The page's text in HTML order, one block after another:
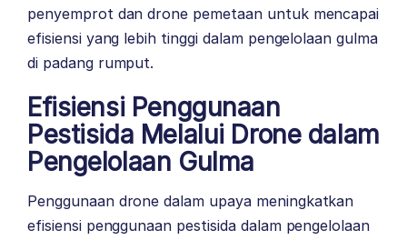
penyemprot dan drone pemetaan untuk mencapai
efisiensi yang lebih tinggi dalam pengelolaan gulma
di padang rumput.
Efisiensi Penggunaan
Pestisida Melalui Drone dalam
Pengelolaan Gulma
Penggunaan drone dalam upaya meningkatkan
efisiensi penggunaan pestisida dalam pengelolaan